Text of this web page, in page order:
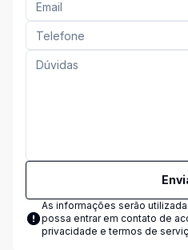
As informações serão
possa entrar em contato de
privacidade e termos de